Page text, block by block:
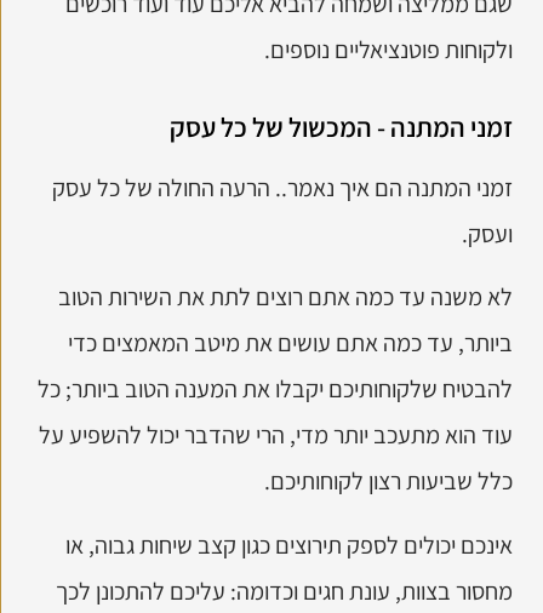
ולקוחות פוטנציאליים נוספים.
זמני המתנה - המכשול של כל עסק
זמני המתנה הם איך נאמר.. הרעה החולה של כל עסק
ועסק.
לא משנה עד כמה אתם רוצים לתת את השירות הטוב
ביותר, עד כמה אתם עושים את מיטב המאמצים כדי
להבטיח שלקוחותיכם יקבלו את המענה הטוב ביותר; כל
עוד הוא מתעכב יותר מדי, הרי שהדבר יכול להשפיע על
כלל שביעות רצון לקוחותיכם.
אינכם יכולים לספק תירוצים כגון קצב שיחות גבוה, או
מחסור בצוות, עונת חגים וכדומה: עליכם להתכונן לכך